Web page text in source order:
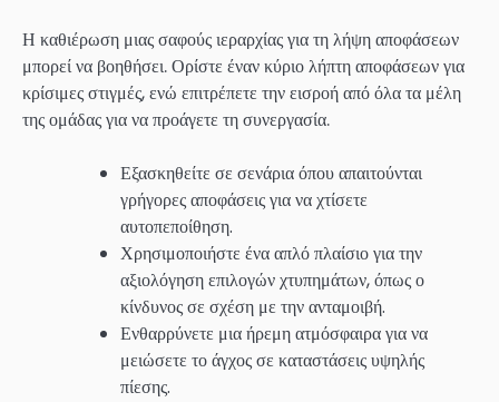
Η καθιέρωση μιας σαφούς ιεραρχίας για τη λήψη αποφάσεων
μπορεί να βοηθήσει. Ορίστε έναν κύριο λήπτη αποφάσεων για
κρίσιμες στιγμές, ενώ επιτρέπετε την εισροή από όλα τα μέλη
της ομάδας για να προάγετε τη συνεργασία.
Εξασκηθείτε σε σενάρια όπου απαιτούνται
γρήγορες αποφάσεις για να χτίσετε
αυτοπεποίθηση.
Χρησιμοποιήστε ένα απλό πλαίσιο για την
αξιολόγηση επιλογών χτυπημάτων, όπως ο
κίνδυνος σε σχέση με την ανταμοιβή.
Ενθαρρύνετε μια ήρεμη ατμόσφαιρα για να
μειώσετε το άγχος σε καταστάσεις υψηλής
πίεσης.